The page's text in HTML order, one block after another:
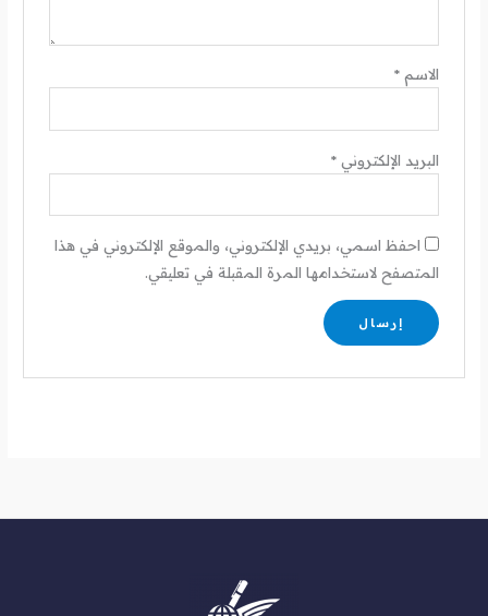
الاسم *
البريد الإلكتروني *
احفظ اسمي، بريدي الإلكتروني، والموقع الإلكتروني في هذا
المتصفح لاستخدامها المرة المقبلة في تعليقي.